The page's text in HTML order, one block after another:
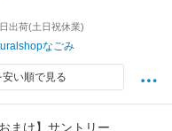
出荷(土日祝休業)
なごみ
安い順で見る
まけ】サントリー